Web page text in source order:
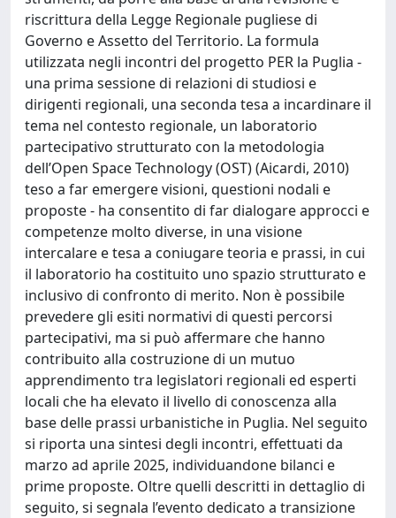
riscrittura della Legge Regionale pugliese di
Governo e Assetto del Territorio. La formula
utilizzata negli incontri del progetto PER la Puglia -
una prima sessione di relazioni di studiosi e
dirigenti regionali, una seconda tesa a incardinare il
tema nel contesto regionale, un laboratorio
partecipativo strutturato con la metodologia
dell’Open Space Technology (OST) (Aicardi, 2010)
teso a far emergere visioni, questioni nodali e
proposte - ha consentito di far dialogare approcci e
competenze molto diverse, in una visione
intercalare e tesa a coniugare teoria e prassi, in cui
il laboratorio ha costituito uno spazio strutturato e
inclusivo di confronto di merito. Non è possibile
prevedere gli esiti normativi di questi percorsi
partecipativi, ma si può affermare che hanno
contribuito alla costruzione di un mutuo
apprendimento tra legislatori regionali ed esperti
locali che ha elevato il livello di conoscenza alla
base delle prassi urbanistiche in Puglia. Nel seguito
si riporta una sintesi degli incontri, effettuati da
marzo ad aprile 2025, individuandone bilanci e
prime proposte. Oltre quelli descritti in dettaglio di
seguito, si segnala l’evento dedicato a transizione